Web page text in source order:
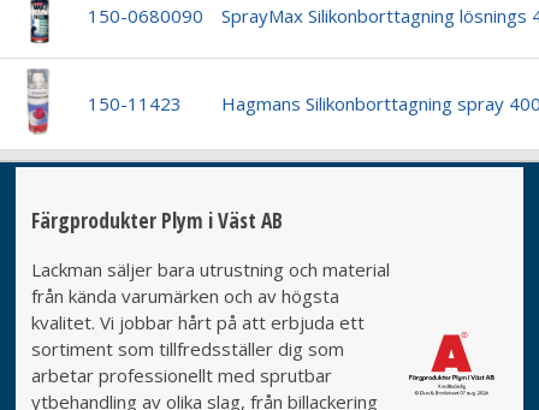
150-0680090 SprayMax Silikonborttagning lösnings
150-11423 Hagmans Silikonborttagning spray
Färgprodukter Plym i Väst AB
Lackman säljer bara utrustning och material
från kända varumärken och av högsta
kvalitet. Vi jobbar hårt på att erbjuda ett
sortiment som tillfredsställer dig som
arbetar professionellt med sprutbar
ytbehandling av olika slag, från billackering